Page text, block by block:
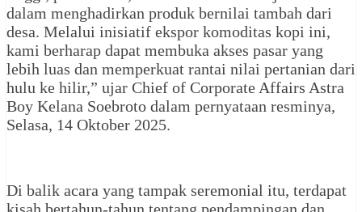
dalam menghadirkan produk bernilai tambah dari
desa. Melalui inisiatif ekspor komoditas kopi ini,
kami berharap dapat membuka akses pasar yang
lebih luas dan memperkuat rantai nilai pertanian dari
hulu ke hilir,” ujar Chief of Corporate Affairs Astra
Boy Kelana Soebroto dalam pernyataan resminya,
Selasa, 14 Oktober 2025.
Di balik acara yang tampak seremonial itu, terdapat